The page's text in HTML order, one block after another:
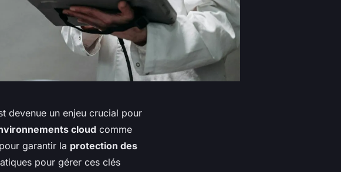
devenue un enjeu crucial pour
cloud comme
garantir la protection des
pour gérer ces clés